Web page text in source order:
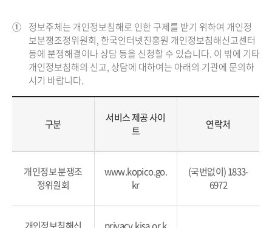
① 정보주체는 개인정보침해로 인한 구제를 받기 위하여 개인정
보분쟁조정위원회, 한국인터넷진흥원 개인정보침해신고센터
등에 분쟁해결이나 상담 등을 신청할 수 있습니다. 이 밖에 기타
개인정보침해의 신고, 상담에 대하여는 아래의 기관에 문의하
시기 바랍니다.
구분
서비스 제공 사이
트
연락처
개인정보 분쟁조
정위원회
www.kopico.go.
kr
(국번없이) 1833-
6972
개인정보침해신 privacy.kisa.or.k